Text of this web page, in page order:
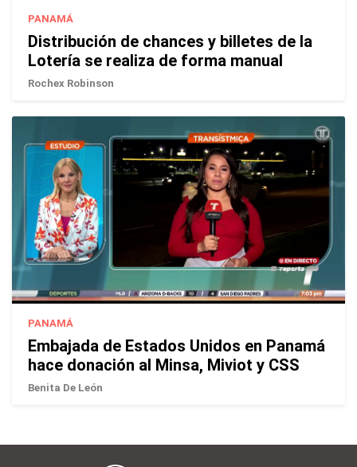
PANAMÁ
Distribución de chances y billetes de la
Lotería se realiza de forma manual
Rochex Robinson
PANAMÁ
Embajada de Estados Unidos en Panamá
hace donación al Minsa, Miviot y CSS
Benita De León